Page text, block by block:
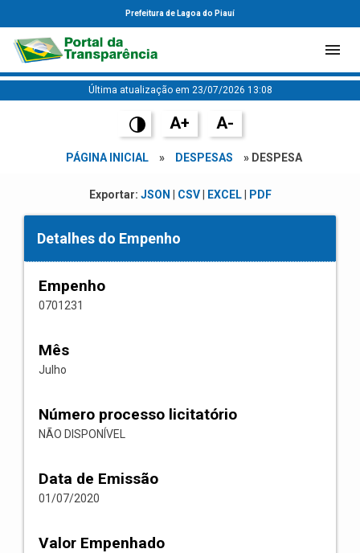
Prefeitura de Lagoa do Piauí
Última atualização em 23/07/2026 13:08
A+ A-
PÁGINA INICIAL » DESPESAS » DESPESA
Exportar: JSON CSV| EXCEL| PDF
Detalhes do Empenho
Empenho
0701231
Mês
Julho
Número processo licitatório
NÃO DISPONÍVEL
Data de Emissão
01/07/2020
Valor Empenhado